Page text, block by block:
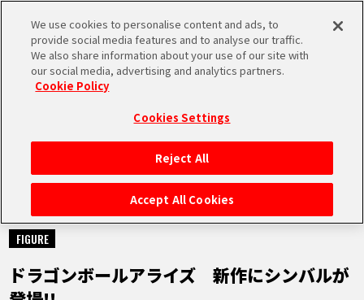
MEN
HOME
NEWS
RANKING
NEWS
2021.12.27
FIGURE
ドラゴンボールアライズ 新作にシンバルが
We use cookies to personalise content and ads, to
provide social media features and to analyse our traffic.
We also share information about your use of our site with
our social media, advertising and analytics partners.
Cookie Policy
Cookies Settings
Reject All
Accept All Cookies